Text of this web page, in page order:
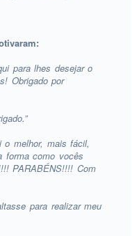
para lhes desejar o
Obrigado por
o melhor, mais fácil,
forma como vocês
PARABÉNS!!!! Com
para realizar meu